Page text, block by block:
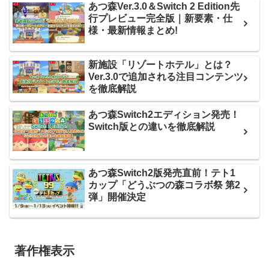
あつ森Ver.3.0＆Switch 2 Edition先
行プレビュー完全版｜新要素・仕
様・最新情報まとめ!
新施設「リゾートホテル」とは？
Ver.3.0で追加される注目コンテンツ
を徹底解説
あつ森Switch2エディション発売！
Switch版との違いを徹底解説
あつ森Switch2版発売直前！テト1
カップ「どうぶつの森コラボ祭 第2
弾」開催決定
著作権表示